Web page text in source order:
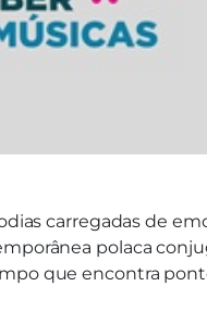
carregadas de
polaca
que encontra